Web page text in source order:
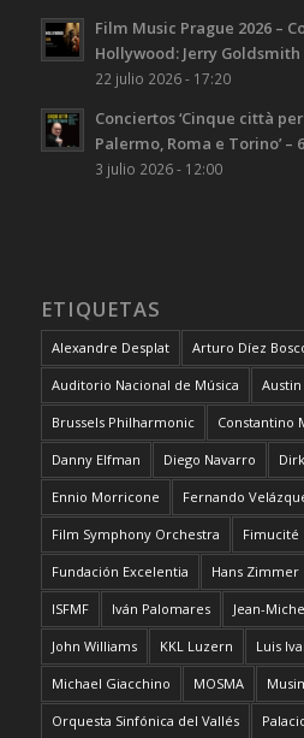
Film Music Prague 2026 –
Hollywood: Jerry Goldsmith
22 julio 2026 - 17:20
Conciertos ‘Cinque città
Palermo, Roma e Torino’ –
3 julio 2026 - 12:00
ETIQUETAS
Alexandre Desplat Arturo Díez
Auditorio Nacional de Música
Brussels Philharmonic Constantino
Danny Elfman Diego Navarro
Ennio Morricone Fernando
Film Symphony Orchestra Fimucité
Fundación Excelentia Hans Zimmer
ISFMF Iván Palomares Jean-
John Williams KKL Luzern Luis
Michael Giacchino MOSMA
Orquesta Sinfónica del Vallés